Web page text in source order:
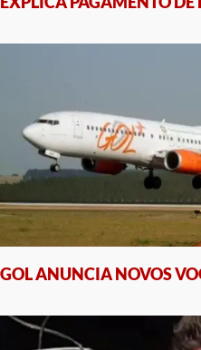
GOL ANUNCIA NOVOS